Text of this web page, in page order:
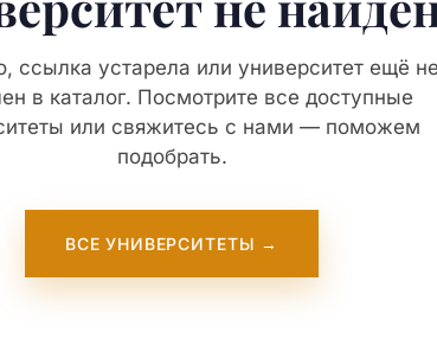
ссылка устарела или университет ещё не
в каталог. Посмотрите все доступные
или свяжитесь с нами — поможем
подобрать.
ВСЕ УНИВЕРСИТЕТЫ →